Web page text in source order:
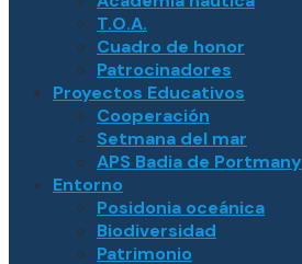
T.O.A.
Cuadro de honor
Patrocinadores
Proyectos Educativos
Cooperación
Setmana del mar
APS Badia de Portmany
Entorno
Posidonia oceánica
Biodiversidad
Patrimonio